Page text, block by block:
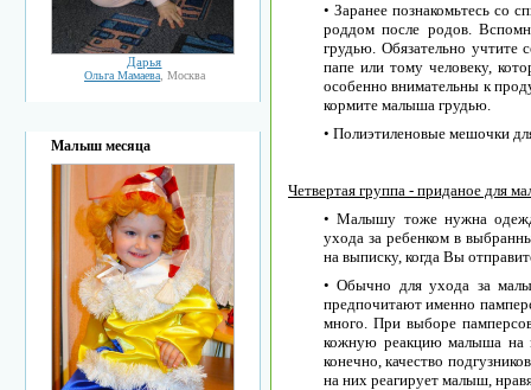
Дарья
Ольга Мамаева , Москва
Малыш месяца
• Заранее познакомьтесь со
роддом после родов.
грудью. Обязательно учтите
папе или тому человеку,
особенно внимательны к
кормите малыша грудью.
• Полиэтиленовые мешочки
Четвертая группа - приданое для
• Малышу тоже нужна
ухода за ребенком в
на выписку, когда Вы
• Обычно для ухода за
предпочитают именно
много. При выборе
кожную реакцию малыша на
конечно, качество
на них реагирует малыш,